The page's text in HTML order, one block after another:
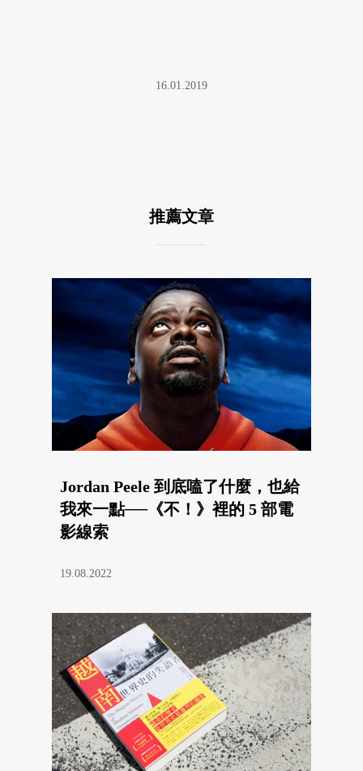
16.01.2019
推薦文章
Jordan Peele 到底嗑了什麼，也給
我來一點──《不！》裡的 5 部電
影線索
19.08.2022